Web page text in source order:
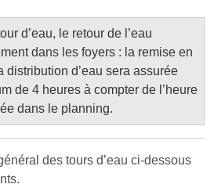
d’eau, le retour de l’eau
dans les foyers : la remise en
distribution d’eau sera assurée
de 4 heures à compter de l’heure
dans le planning.
des tours d’eau ci-dessous